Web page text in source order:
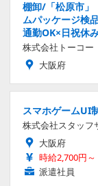
棚卸/「松原市」
ムパッケージ検
通勤OK×日祝休
株式会社トーコー
大阪府
スマホゲームUI
株式会社スタッフ
大阪府
時給2,700円～
派遣社員